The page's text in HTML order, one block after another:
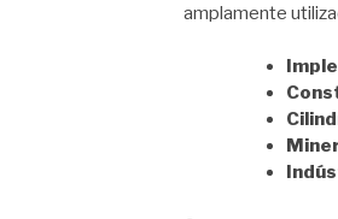
amplamente